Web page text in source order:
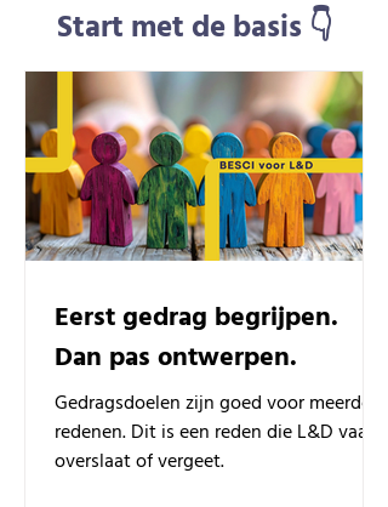
Start met de basis 👇
Eerst gedrag begrijpen.
Dan pas ontwerpen.
Gedragsdoelen zijn goed voor meerdere
redenen. Dit is een reden die L&D vaak
overslaat of vergeet.